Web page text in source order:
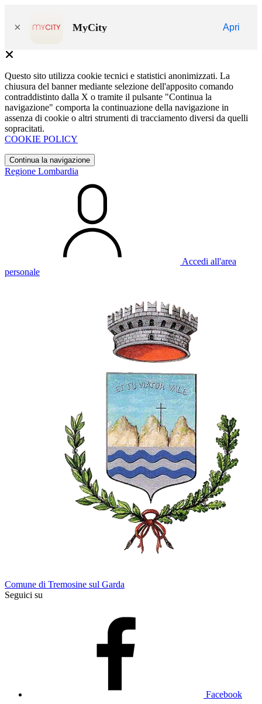
× MyCity Apri
Questo sito utilizza cookie tecnici e statistici anonimizzati. La
chiusura del banner mediante selezione dell'apposito comando
contraddistinto dalla X o tramite il pulsante "Continua la
navigazione" comporta la continuazione della navigazione in
assenza di cookie o altri strumenti di tracciamento diversi da quelli
sopracitati.
COOKIE POLICY
Continua la navigazione
Regione Lombardia
Accedi all'area
personale
Comune di Tremosine sul Garda
Seguici su
Facebook